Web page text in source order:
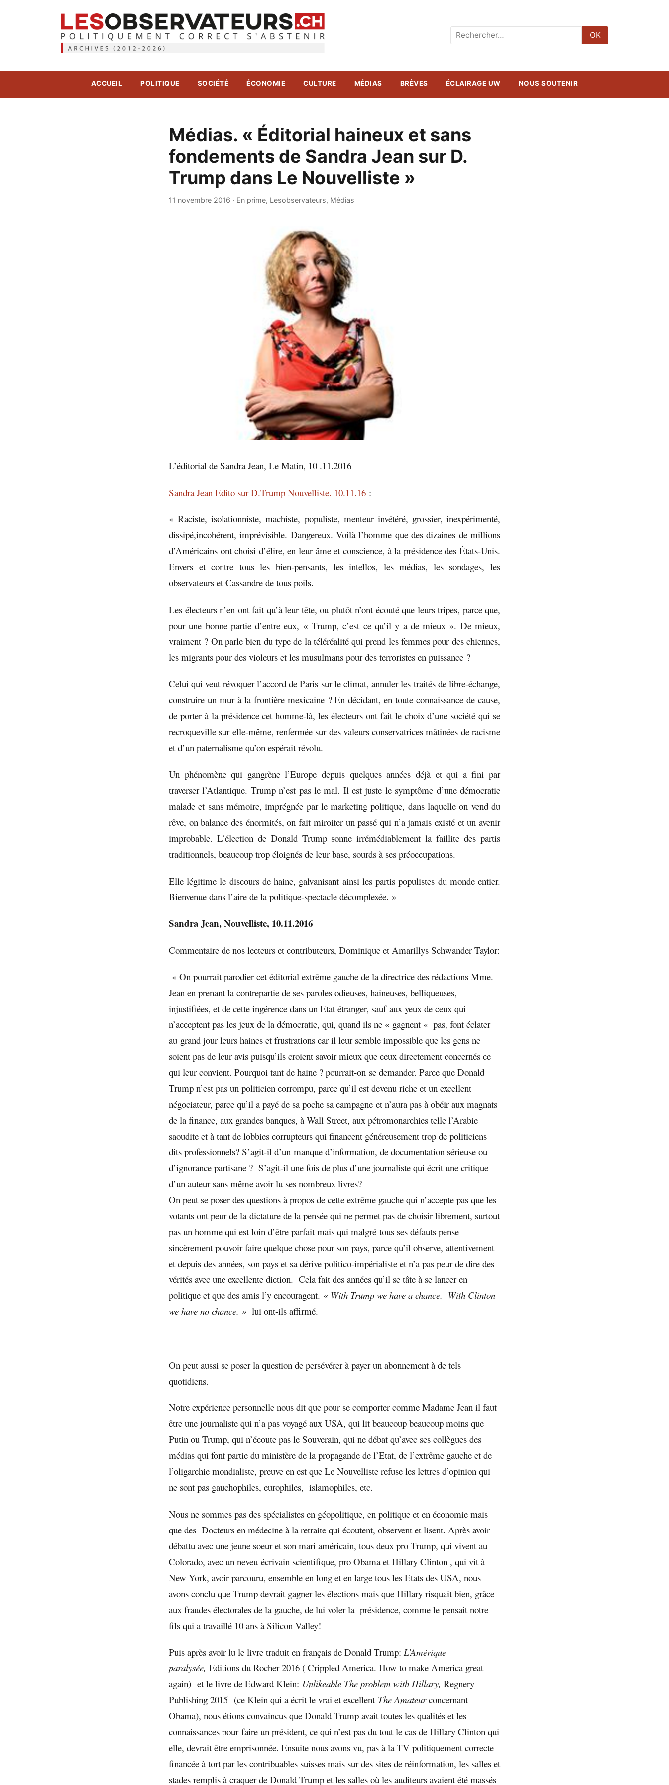
Rechercher
:
OK
ACCUEIL POLITIQUE SOCIÉTÉ ÉCONOMIE CULTURE MÉDIAS BRÈVES ÉCLAIRAGE UW NOUS SOUTENIR
Médias. « Éditorial haineux et sans
fondements de Sandra Jean sur D.
Trump dans Le Nouvelliste »
11 novembre 2016 · En prime, Lesobservateurs, Médias
L’éditorial de Sandra Jean, Le Matin, 10 .11.2016
Sandra Jean Edito sur D.Trump Nouvelliste. 10.11.16 :
« Raciste, isolationniste, machiste, populiste, menteur invétéré, grossier, inexpérimenté,
dissipé,incohérent, imprévisible. Dangereux. Voilà l’homme que des dizaines de millions
d’Américains ont choisi d’élire, en leur âme et conscience, à la présidence des États-Unis.
Envers et contre tous les bien-pensants, les intellos, les médias, les sondages, les
observateurs et Cassandre de tous poils.
Les électeurs n’en ont fait qu’à leur tête, ou plutôt n’ont écouté que leurs tripes, parce que,
pour une bonne partie d’entre eux, « Trump, c’est ce qu’il y a de mieux ». De mieux,
vraiment ? On parle bien du type de la téléréalité qui prend les femmes pour des chiennes,
les migrants pour des violeurs et les musulmans pour des terroristes en puissance ?
Celui qui veut révoquer l’accord de Paris sur le climat, annuler les traités de libre-échange,
construire un mur à la frontière mexicaine ? En décidant, en toute connaissance de cause,
de porter à la présidence cet homme-là, les électeurs ont fait le choix d’une société qui se
recroqueville sur elle-même, renfermée sur des valeurs conservatrices mâtinées de racisme
et d’un paternalisme qu’on espérait révolu.
Un phénomène qui gangrène l’Europe depuis quelques années déjà et qui a fini par
traverser l’Atlantique. Trump n’est pas le mal. Il est juste le symptôme d’une démocratie
malade et sans mémoire, imprégnée par le marketing politique, dans laquelle on vend du
rêve, on balance des énormités, on fait miroiter un passé qui n’a jamais existé et un avenir
improbable. L’élection de Donald Trump sonne irrémédiablement la faillite des partis
traditionnels, beaucoup trop éloignés de leur base, sourds à ses préoccupations.
Elle légitime le discours de haine, galvanisant ainsi les partis populistes du monde entier.
Bienvenue dans l’aire de la politique-spectacle décomplexée. »
Sandra Jean, Nouvelliste, 10.11.2016
Commentaire de nos lecteurs et contributeurs, Dominique et Amarillys Schwander Taylor:
« On pourrait parodier cet éditorial extrême gauche de la directrice des rédactions Mme.
Jean en prenant la contrepartie de ses paroles odieuses, haineuses, belliqueuses,
injustifiées, et de cette ingérence dans un Etat étranger, sauf aux yeux de ceux qui
n’acceptent pas les jeux de la démocratie, qui, quand ils ne « gagnent « pas, font éclater
au grand jour leurs haines et frustrations car il leur semble impossible que les gens ne
soient pas de leur avis puisqu’ils croient savoir mieux que ceux directement concernés ce
qui leur convient. Pourquoi tant de haine ? pourrait-on se demander. Parce que Donald
Trump n’est pas un politicien corrompu, parce qu’il est devenu riche et un excellent
négociateur, parce qu’il a payé de sa poche sa campagne et n’aura pas à obéir aux magnats
de la finance, aux grandes banques, à Wall Street, aux pétromonarchies telle l’Arabie
saoudite et à tant de lobbies corrupteurs qui financent généreusement trop de politiciens
dits professionnels? S’agit-il d’un manque d’information, de documentation sérieuse ou
d’ignorance partisane ? S’agit-il une fois de plus d’une journaliste qui écrit une critique
d’un auteur sans même avoir lu ses nombreux livres?
On peut se poser des questions à propos de cette extrême gauche qui n’accepte pas que les
votants ont peur de la dictature de la pensée qui ne permet pas de choisir librement, surtout
pas un homme qui est loin d’être parfait mais qui malgré tous ses défauts pense
sincèrement pouvoir faire quelque chose pour son pays, parce qu’il observe, attentivement
et depuis des années, son pays et sa dérive politico-impérialiste et n’a pas peur de dire des
vérités avec une excellente diction. Cela fait des années qu’il se tâte à se lancer en
politique et que des amis l’y encouragent. « With Trump we have a chance. With Clinton
we have no chance. » lui ont-ils affirmé.
On peut aussi se poser la question de persévérer à payer un abonnement à de tels
quotidiens.
Notre expérience personnelle nous dit que pour se comporter comme Madame Jean il faut
être une journaliste qui n’a pas voyagé aux USA, qui lit beaucoup beaucoup moins que
Putin ou Trump, qui n’écoute pas le Souverain, qui ne débat qu’avec ses collègues des
médias qui font partie du ministère de la propagande de l’Etat, de l’extrême gauche et de
l’oligarchie mondialiste, preuve en est que Le Nouvelliste refuse les lettres d’opinion qui
ne sont pas gauchophiles, europhiles, islamophiles, etc.
Nous ne sommes pas des spécialistes en géopolitique, en politique et en économie mais
que des Docteurs en médecine à la retraite qui écoutent, observent et lisent. Après avoir
débattu avec une jeune soeur et son mari américain, tous deux pro Trump, qui vivent au
Colorado, avec un neveu écrivain scientifique, pro Obama et Hillary Clinton , qui vit à
New York, avoir parcouru, ensemble en long et en large tous les Etats des USA, nous
avons conclu que Trump devrait gagner les élections mais que Hillary risquait bien, grâce
aux fraudes électorales de la gauche, de lui voler la présidence, comme le pensait notre
fils qui a travaillé 10 ans à Silicon Valley!
Puis après avoir lu le livre traduit en français de Donald Trump: L’Amérique
paralysée, Editions du Rocher 2016 ( Crippled America. How to make America great
again) et le livre de Edward Klein: Unlikeable The problem with Hillary, Regnery
Publishing 2015 (ce Klein qui a écrit le vrai et excellent The Amateurconcernant
Obama), nous étions convaincus que Donald Trump avait toutes les qualités et les
connaissances pour faire un président, ce qui n’est pas du tout le cas de Hillary Clinton qui
elle, devrait être emprisonnée. Ensuite nous avons vu, pas à la TV politiquement correcte
financée à tort par les contribuables suisses mais sur des sites de réinformation, les salles et
stades remplis à craquer de Donald Trump et les salles où les auditeurs avaient été massés